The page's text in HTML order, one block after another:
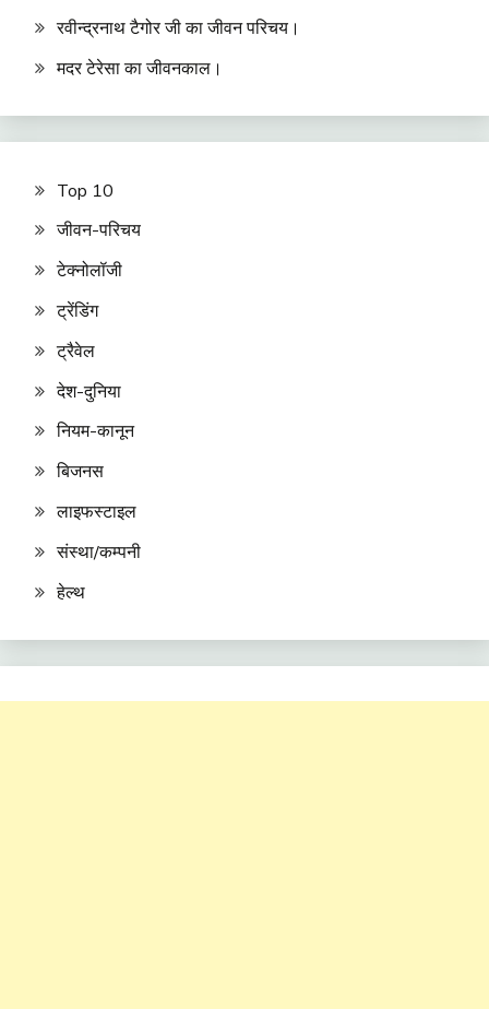
रवीन्द्रनाथ टैगोर जी का जीवन परिचय।
मदर टेरेसा का जीवनकाल।
Top 10
जीवन-परिचय
टेक्नोलॉजी
ट्रेंडिंग
ट्रैवेल
देश-दुनिया
नियम-कानून
बिजनस
लाइफस्टाइल
संस्था/कम्पनी
हेल्थ